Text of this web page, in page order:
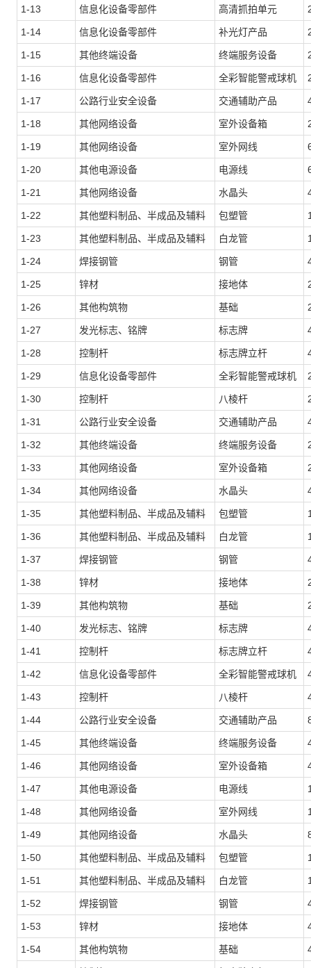
1-13 信息化设备零部件 高清抓拍单元
1-14 信息化设备零部件 补光灯产品
1-15 其他终端设备 终端服务设备
1-16 信息化设备零部件 全彩智能警戒球机
1-17 公路行业安全设备 交通辅助产品
1-18 其他网络设备 室外设备箱
1-19 其他网络设备 室外网线
1-20 其他电源设备 电源线
1-21 其他网络设备 水晶头
1-22 其他塑料制品、半成品及辅料 包塑管
1-23 其他塑料制品、半成品及辅料 白龙管
1-24 焊接钢管 钢管
1-25 锌材 接地体
1-26 其他构筑物 基础
1-27 发光标志、铭牌 标志牌
1-28 控制杆 标志牌立杆
1-29 信息化设备零部件 全彩智能警戒球机
1-30 控制杆 八棱杆
1-31 公路行业安全设备 交通辅助产品
1-32 其他终端设备 终端服务设备
1-33 其他网络设备 室外设备箱
1-34 其他网络设备 水晶头
1-35 其他塑料制品、半成品及辅料 包塑管
1-36 其他塑料制品、半成品及辅料 白龙管
1-37 焊接钢管 钢管
1-38 锌材 接地体
1-39 其他构筑物 基础
1-40 发光标志、铭牌 标志牌
1-41 控制杆 标志牌立杆
1-42 信息化设备零部件 全彩智能警戒球机
1-43 控制杆 八棱杆
1-44 公路行业安全设备 交通辅助产品
1-45 其他终端设备 终端服务设备
1-46 其他网络设备 室外设备箱
1-47 其他电源设备 电源线
1-48 其他网络设备 室外网线
1-49 其他网络设备 水晶头
1-50 其他塑料制品、半成品及辅料 包塑管
1-51 其他塑料制品、半成品及辅料 白龙管
1-52 焊接钢管 钢管
1-53 锌材 接地体
1-54 其他构筑物 基础